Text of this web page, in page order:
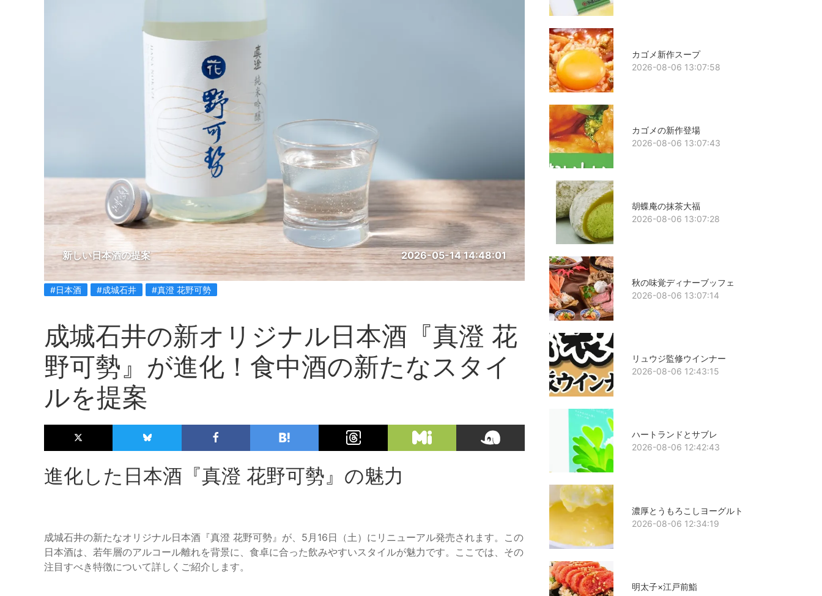
新しい日本酒の提案 2026-05-14 14:48:01
#日本酒 #成城石井 #真澄 花野可勢
成城石井の新オリジナル日本酒『真澄 花
野可勢』が進化！食中酒の新たなスタイ
ルを提案
進化した日本酒『真澄 花野可勢』の魅力
成城石井の新たなオリジナル日本酒『真澄 花野可勢』が、5月16日（土）にリニューアル発売されます。この
日本酒は、若年層のアルコール離れを背景に、食卓に合った飲みやすいスタイルが魅力です。ここでは、その
注目すべき特徴について詳しくご紹介します。
カゴメ新作スープ
2026-08-06 13:07:58
カゴメの新作登場
2026-08-06 13:07:43
胡蝶庵の抹茶大福
2026-08-06 13:07:28
秋の味覚ディナーブッフェ
2026-08-06 13:07:14
リュウジ監修ウインナー
2026-08-06 12:43:15
ハートランドとサブレ
2026-08-06 12:42:43
濃厚とうもろこしヨーグルト
2026-08-06 12:34:19
明太子×江戸前鮨